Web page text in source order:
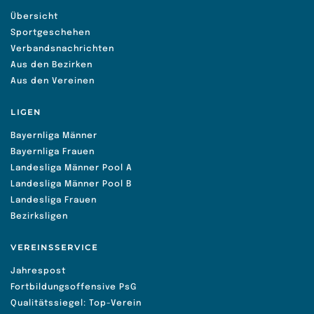
Übersicht
Sportgeschehen
Verbandsnachrichten
Aus den Bezirken
Aus den Vereinen
LIGEN
Bayernliga Männer
Bayernliga Frauen
Landesliga Männer Pool A
Landesliga Männer Pool B
Landesliga Frauen
Bezirksligen
VEREINSSERVICE
Jahrespost
Fortbildungsoffensive PsG
Qualitätssiegel: Top-Verein